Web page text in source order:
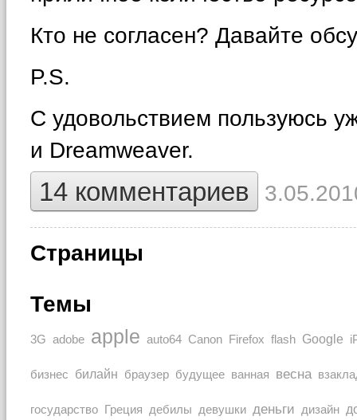
Кто не согласен? Давайте
P.S.
С удовольствием пользуюсь
и Dreamweaver.
14 комментариев
Страницы
Темы
3G adobe apple auto64 Canon Firefox flash Google
бизнес билайн браузер будущее ванная весна
государство Греция дебилы девушки деньги дизайн